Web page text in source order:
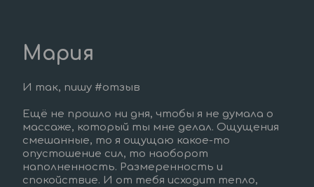
Мария
И так, пишу #отзыв
Ещё не прошло ни дня, чтобы я не думала о
массаже, который ты мне делал. Ощущения
смешанные, то я ощущаю какое-то
опустошение сил, то наоборот
наполненность. Размеренность и
спокойствие. И от тебя исходит тепло,